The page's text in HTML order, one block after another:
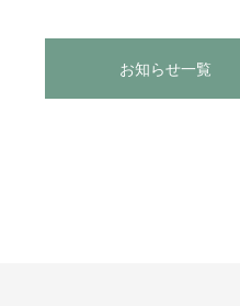
お知らせ一覧